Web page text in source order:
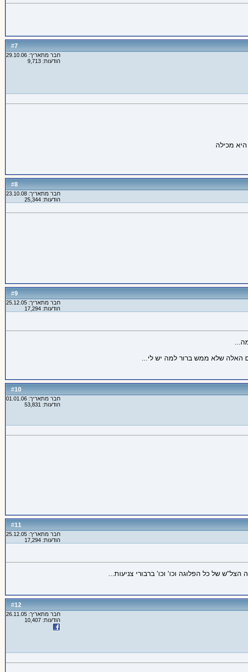
#
7
חבר מתאריך: 29.10.06
הודעות: 9,713
#
8
חבר מתאריך: 23.10.08
הודעות: 25,344
#
9
חבר מתאריך: 25.12.05
הודעות: 17,294
האלה שלא ממש ברור למה יש לי...
#
10
חבר מתאריך: 01.01.06
הודעות: 53,831
#
11
חבר מתאריך: 25.12.05
הודעות: 17,294
של כל הפלוגה וכו' וכו' ברבורי צניעות...
#
12
חבר מתאריך: 26.11.05
הודעות: 10,407